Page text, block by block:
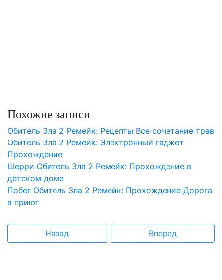
Похожие записи
Обитель Зла 2 Ремейк: Рецепты Все сочетание трав
Обитель Зла 2 Ремейк: Электронный гаджет
Прохождение
Шерри Обитель Зла 2 Ремейк: Прохождение в
детском доме
Побег Обитель Зла 2 Ремейк: Прохождение Дорога
в приют
Назад Вперед